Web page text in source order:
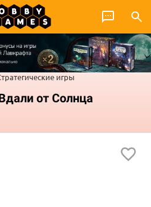
игры
от Солнца